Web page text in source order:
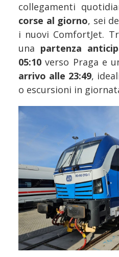
collegamenti
corse al giorno, sei
i nuovi ComfortJet.
una partenza
05:10 verso Praga e
arrivo alle 23:49,
o escursioni in